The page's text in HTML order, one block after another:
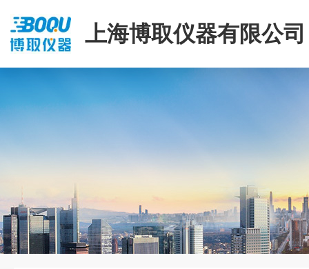
上海博取仪器有限公司